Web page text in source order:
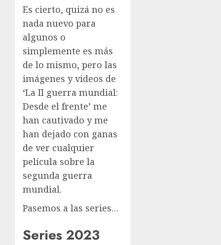
Es cierto, quizá no es
nada nuevo para
algunos o
simplemente es más
de lo mismo, pero las
imágenes y videos de
‘La II guerra mundial:
Desde el frente’ me
han cautivado y me
han dejado con ganas
de ver cualquier
película sobre la
segunda guerra
mundial.
Pasemos a las series…
Series 2023